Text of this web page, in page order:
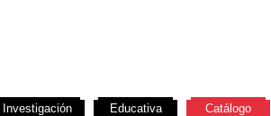
Investigación Educativa Catálogo